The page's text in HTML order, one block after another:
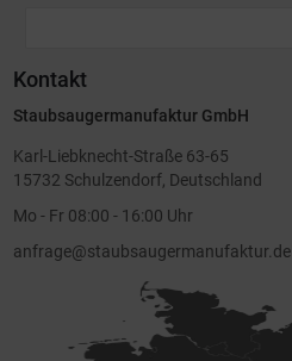
Kontakt
Staubsaugermanufaktur GmbH
Karl-Liebknecht-Straße 63-65
15732 Schulzendorf, Deutschland
Mo - Fr 08:00 - 16:00 Uhr
anfrage@staubsaugermanufaktur.de